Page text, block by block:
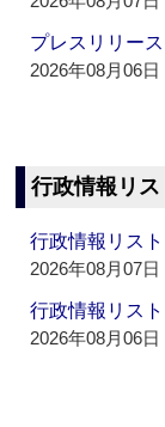
プレスリリー
2026年08月06日
行政情報リス
行政情報リス
2026年08月07日
行政情報リス
2026年08月06日